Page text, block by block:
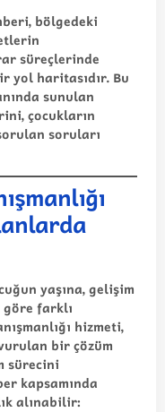
, bölgedeki
süreçlerinde
yol haritasıdır. Bu
sunulan
çocukların
soruları
yaşına, gelişim
göre farklı
hizmeti,
bir çözüm
sürecini
kapsamında
alınabilir: